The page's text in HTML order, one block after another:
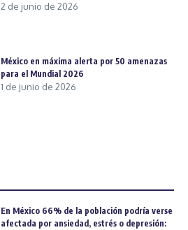
2 de junio de 2026
México en máxima alerta por 50 amenazas
para el Mundial 2026
1 de junio de 2026
En México 66% de la población podría verse
afectada por ansiedad, estrés o depresión: